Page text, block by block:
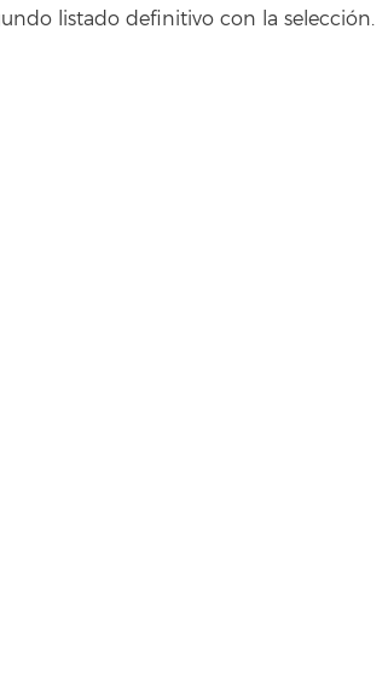
listado definitivo con la selección.